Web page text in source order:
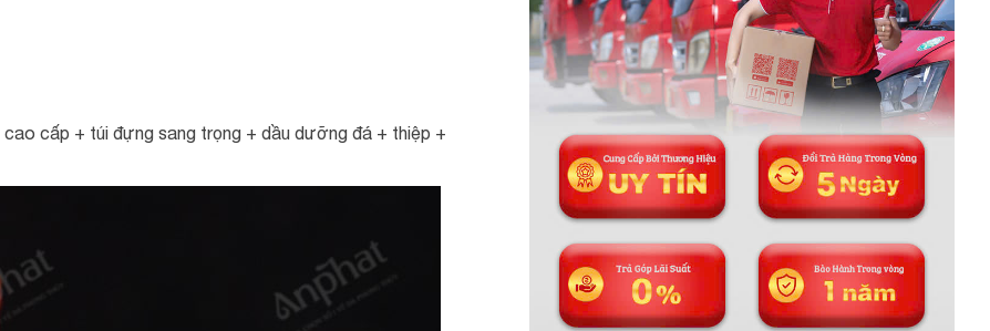
cấp + túi đựng sang trọng + dầu dưỡng đá + thiệp +